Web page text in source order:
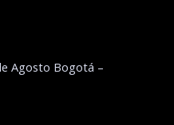
Agosto Bogotá –